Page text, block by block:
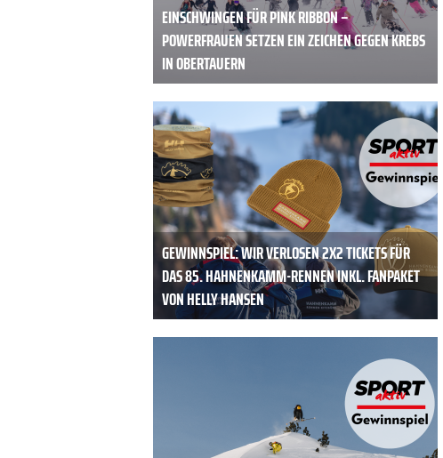
EINSCHWINGEN FÜR PINK RIBBON –
POWERFRAUEN SETZEN EIN ZEICHEN GEGEN KREBS
IN OBERTAUERN
GEWINNSPIEL: WIR VERLOSEN 2X2 TICKETS FÜR
DAS 85. HAHNENKAMM-RENNEN INKL. FANPAKET
VON HELLY HANSEN